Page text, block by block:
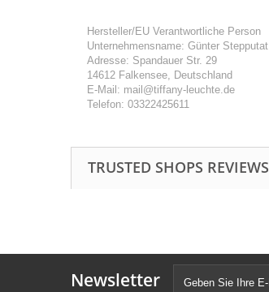
Hersteller/EU Verantwortliche Person
Unternehmensname: Günter Stepputat
Adresse: Spandauer Str. 29
14612 Falkensee, Deutschland
E-Mail: mail@tiffany-leuchte.de
Telefon: 03322425611
TRUSTED SHOPS REVIEWS
Newsletter